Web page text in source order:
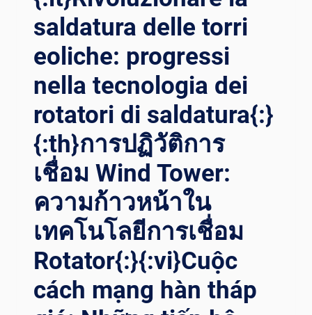
saldatura delle torri
eoliche: progressi
nella tecnologia dei
rotatori di saldatura{:}
{:th}การปฏิวัติการ
เชื่อม Wind Tower:
ความก้าวหน้าใน
เทคโนโลยีการเชื่อม
Rotator{:}{:vi}Cuộc
cách mạng hàn tháp